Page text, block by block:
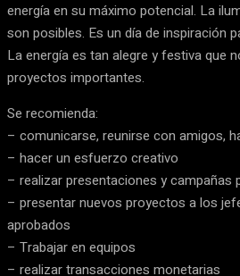
energía en su máximo potencial. La
son posibles. Es un día de inspiración
La energía es tan alegre y festiva que
proyectos importantes.
Se recomienda:
– comunicarse, reunirse con amigos,
– hacer un esfuerzo creativo
– realizar presentaciones y campañas
– presentar nuevos proyectos a los
aprobados
– Trabajar en equipos
– realizar transacciones monetarias